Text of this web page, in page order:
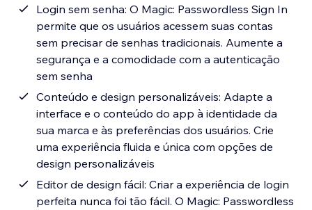
Login sem senha: O Magic: Passwordless Sign In
permite que os usuários acessem suas contas
sem precisar de senhas tradicionais. Aumente a
segurança e a comodidade com a autenticação
sem senha
Conteúdo e design personalizáveis: Adapte a
interface e o conteúdo do app à identidade da
sua marca e às preferências dos usuários. Crie
uma experiência fluida e única com opções de
design personalizáveis
Editor de design fácil: Criar a experiência de login
perfeita nunca foi tão fácil. O Magic: Passwordless